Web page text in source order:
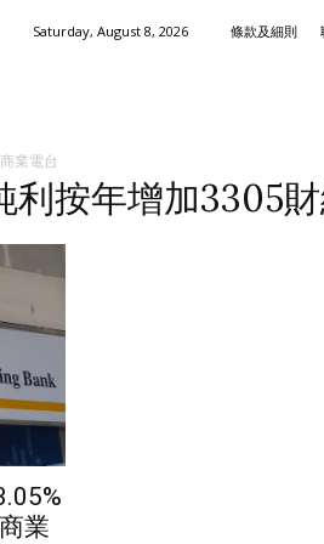
Saturday, August 8, 2026 條款及細則
業電台
利按年增加3305
業